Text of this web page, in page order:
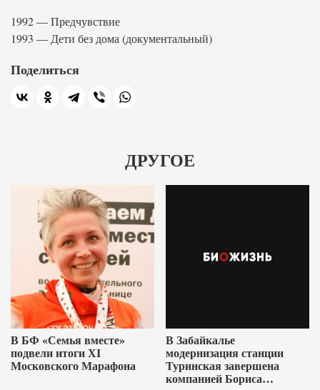
1992 — Предчувствие
1993 — Дети без дома (документальный)
Поделиться
ДРУГОЕ
В БФ «Семья вместе»
подвели итоги XI
Московского Марафона
В Забайкалье
модернизация станции
Туринская завершена
компанией Бориса